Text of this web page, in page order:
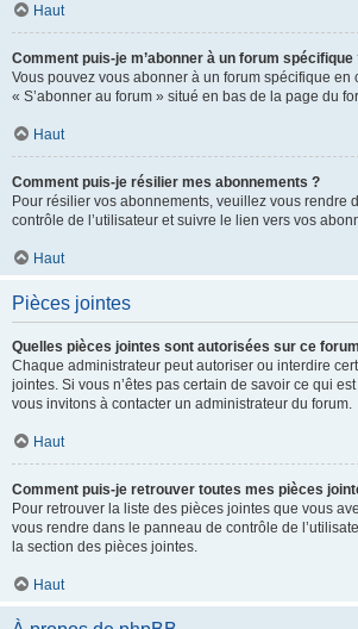
Haut
Comment puis-je m’abonner à un forum spécifique
Vous pouvez vous abonner à un forum spécifique en
« S’abonner au forum » situé en bas de la page du
Haut
Comment puis-je résilier mes abonnements ?
Pour résilier vos abonnements, veuillez vous rendre
contrôle de l’utilisateur et suivre le lien vers vos
Haut
Pièces jointes
Quelles pièces jointes sont autorisées sur ce
Chaque administrateur peut autoriser ou interdire
jointes. Si vous n’êtes pas certain de savoir ce qui
vous invitons à contacter un administrateur du forum.
Haut
Comment puis-je retrouver toutes mes pièces
Pour retrouver la liste des pièces jointes que vous
vous rendre dans le panneau de contrôle de
la section des pièces jointes.
Haut